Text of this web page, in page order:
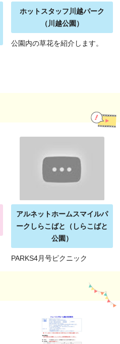
ホットスタッフ川越パーク
（川越公園）
公園内の草花を紹介します。
アルネットホームスマイルパ
ークしらこばと（しらこばと
公園）
PARKS4月号ピクニック